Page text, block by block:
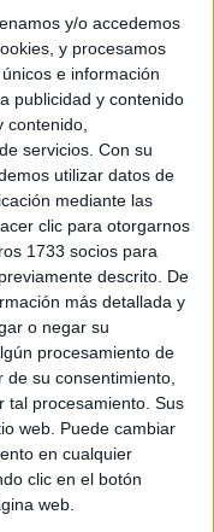
y/o accedemos
y procesamos
e información
publicidad y contenido
contenido,
servicios. Con su
utilizar datos de
mediante las
clic para otorgarnos
1733 socios para
descrito. De
más detallada y
o negar su
procesamiento de
su consentimiento,
tal procesamiento. Sus
web. Puede cambiar
en cualquier
clic en el botón
web.
y Cofradías
que hace un
delluvia
su templo.
circunstancias. Los
y se tuvieron que
delMedinaceli.
se tuvo que
Santo
suEstación de
dudas fue el
lloviera. El Viernes
y al final se tuvieron
estaban en la